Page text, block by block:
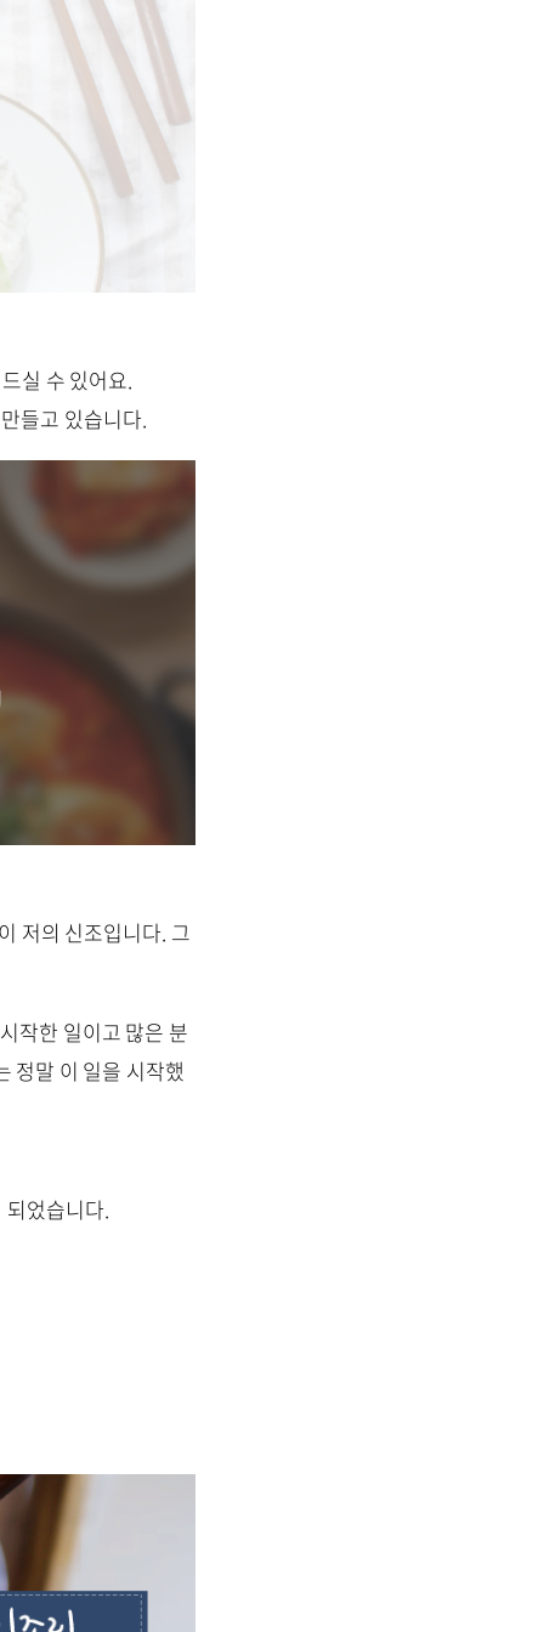
실 수 있어요.
들고 있습니다.
저의 신조입니다. 그
작한 일이고 많은 분
정말 이 일을 시작했
었습니다.